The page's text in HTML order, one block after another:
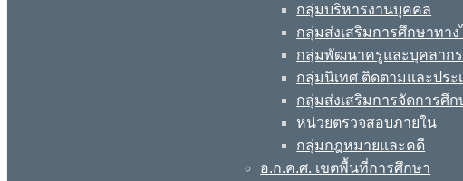
กลุ่มบริหารงานบุคคล
กลุ่มส่งเสริมการศึกษาทา
กลุ่มพัฒนาครูและบุคลาก
กลุ่มนิเทศ ติดตามและประ
กลุ่มส่งเสริมการจัดการศึก
หน่วยตรวจสอบภายใน
กลุ่มกฎหมายและคดี
อ.ก.ค.ศ. เขตพื้นที่การศึกษา